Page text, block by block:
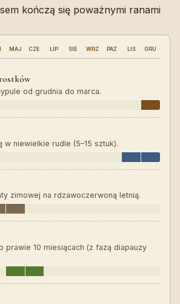
kończą się poważnymi ranami
MAJ CZE LIP SIE WRZ PAŹ LIS GRU
od grudnia do marca.
w niewielkie rudle (5–15 sztuk).
zimowej na rdzawoczerwoną letnią.
prawie 10 miesiącach (z fazą diapauzy